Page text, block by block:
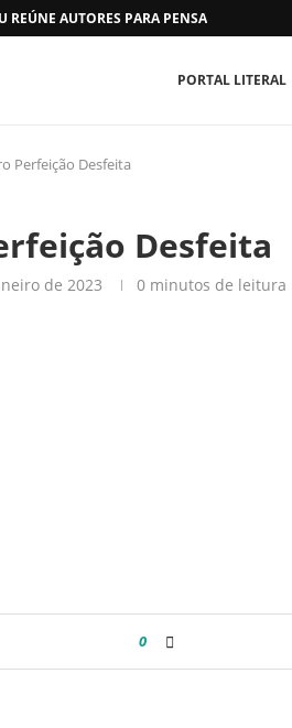
REÚNE AUTORES PARA PENSAR O MUNDO...
PORTAL LITERAL
Perfeição Desfeita
Desfeita
de 2023 0 minutos de leitura
0